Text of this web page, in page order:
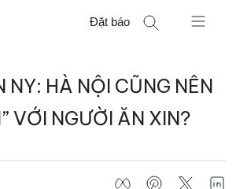
Đặt báo
NY: HÀ NỘI CŨNG NÊN
VỚI NGƯỜI ĂN XIN?